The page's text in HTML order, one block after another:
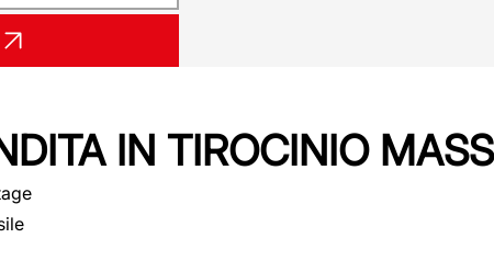
IN TIROCINIO